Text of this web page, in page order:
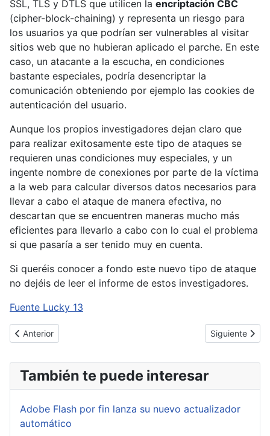
SSL, TLS y DTLS que utilicen la encriptación CBC
(cipher-block-chaining) y representa un riesgo para
los usuarios ya que podrían ser vulnerables al visitar
sitios web que no hubieran aplicado el parche. En este
caso, un atacante a la escucha, en condiciones
bastante especiales, podría desencriptar la
comunicación obteniendo por ejemplo las cookies de
autenticación del usuario.
Aunque los propios investigadores dejan claro que
para realizar exitosamente este tipo de ataques se
requieren unas condiciones muy especiales, y un
ingente nombre de conexiones por parte de la víctima
a la web para calcular diversos datos necesarios para
llevar a cabo el ataque de manera efectiva, no
descartan que se encuentren maneras mucho más
eficientes para llevarlo a cabo con lo cual el problema
si que pasaría a ser tenido muy en cuenta.
Si queréis conocer a fondo este nuevo tipo de ataque
no dejéis de leer el informe de estos investigadores.
Fuente Lucky 13
Artículo anterior: Microsoft y Symantec desactivan la botnet
Anterior Artículo
Siguiente
También te puede interesar
Adobe Flash por fin lanza su nuevo actualizador
automático